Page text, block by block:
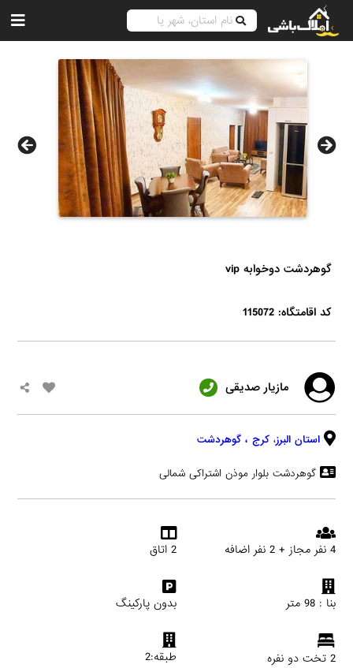
گوهردشت دوخوابه vip
کد اقامتگاه: 115072
مازیار صدیقی
استان البرز، کرج ، گوهردشت
گوهردشت بلوار موذن اشتراکی شمالی
4 نفر مجاز + 2 نفر اضافه 2 اتاق
بنا : 98 متر بدون پارکینگ
2 تخت دو نفره طبقه:2